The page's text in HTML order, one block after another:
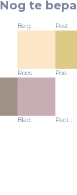
Nog te
Beige - U16007 Pastelgeel - U15559
Roos - U17501 Poeder - U16037
Bladgroen - U19502 Pacific - U18079